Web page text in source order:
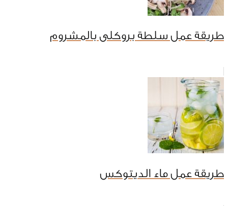
طريقة عمل سلطة بروكلى بالمشروم
طريقة عمل ماء الديتوكس